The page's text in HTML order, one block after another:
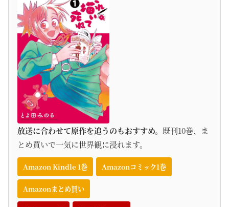
放送に合わせて原作を追うのもおすすめ。 既刊10巻、ま
とめ買いで一気に世界観に浸れます。
Amazon Kindle 1巻 Amazonコミック1巻
Amazonまとめ買い